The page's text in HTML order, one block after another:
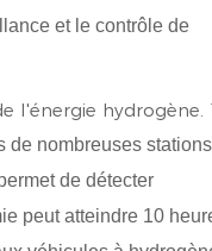
et le contrôle de
de nombreuses
de détecter
peut atteindre 10